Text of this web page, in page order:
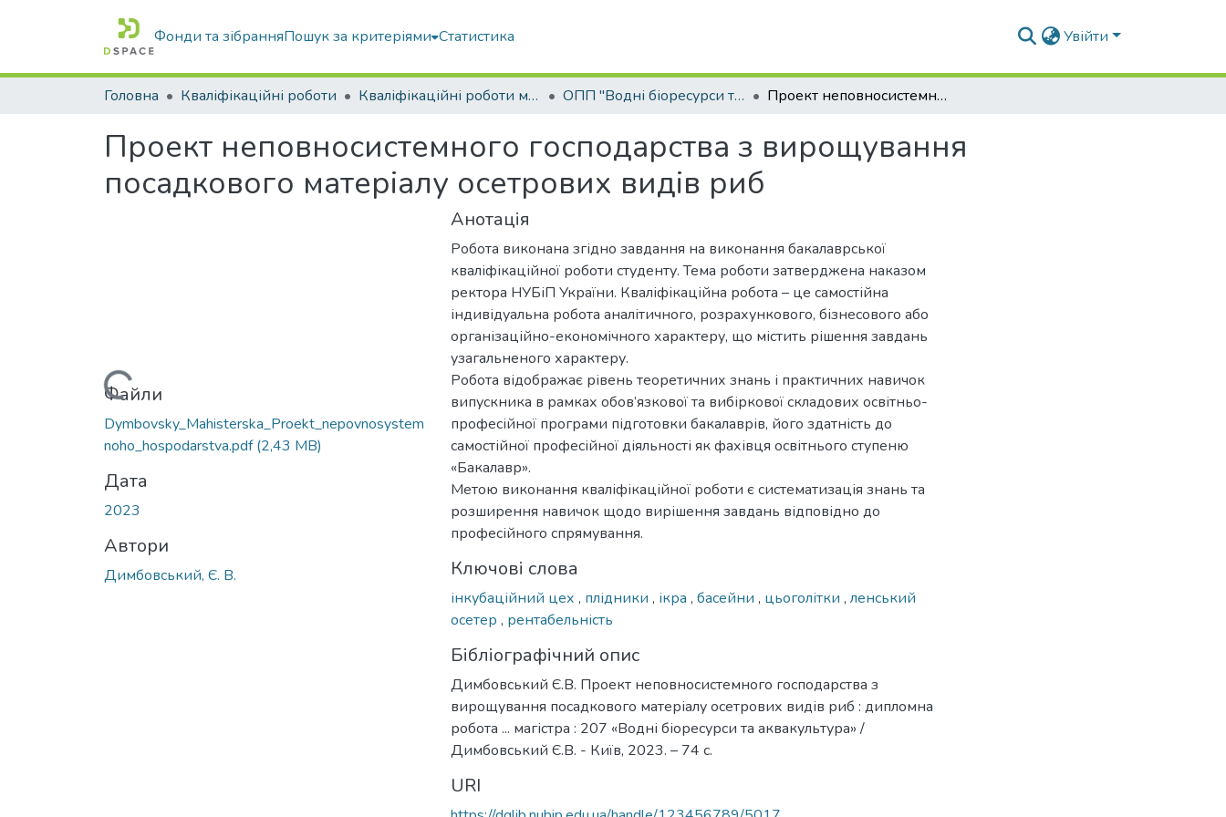
Фонди та зібранняПошук за критеріями Статистика Увійти
Головна Кваліфікаційні роботи Кваліфікаційні роботи магістрів ОПП "Водні біоресурси та аквакультура" Проект неповносистемного господарства з вирощування посадкового матеріалу осетрових видів риб
Проект неповносистемного господарства з вирощування
посадкового матеріалу осетрових видів риб
Вантажиться...
Файли
Dymbovsky_Mahisterska_Proekt_nepovnosystem
noho_hospodarstva.pdf(2,43 MB)
Дата
2023
Автори
Димбовський, Є. В.
Анотація
Робота виконана згідно завдання на виконання бакалаврської
кваліфікаційної роботи студенту. Тема роботи затверджена наказом
ректора НУБіП України. Кваліфікаційна робота – це самостійна
індивідуальна робота аналітичного, розрахункового, бізнесового або
організаційно-економічного характеру, що містить рішення завдань
узагальненого характеру.
Робота відображає рівень теоретичних знань і практичних навичок
випускника в рамках обов’язкової та вибіркової складових освітньо-
професійної програми підготовки бакалаврів, його здатність до
самостійної професійної діяльності як фахівця освітнього ступеню
«Бакалавр».
Метою виконання кваліфікаційної роботи є систематизація знань та
розширення навичок щодо вирішення завдань відповідно до
професійного спрямування.
Ключові слова
інкубаційний цех , плідники , ікра , басейни , цьоголітки , ленський
осетер , рентабельність
Бібліографічний опис
Димбовський Є.В. Проект неповносистемного господарства з
вирощування посадкового матеріалу осетрових видів риб : дипломна
робота ... магістра : 207 «Водні біоресурси та аквакультура» /
Димбовський Є.В. - Київ, 2023. – 74 с.
URI